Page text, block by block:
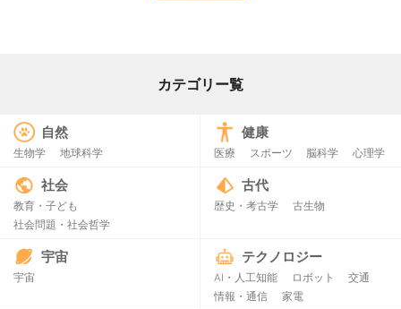
カテゴリー覧
自然
生物学 地球科学
健康
医療 スポーツ 脳科学 心理学
社会
教育・子ども
社会問題・社会哲学
古代
歴史・考古学 古生物
宇宙
宇宙
テクノロジー
AI・人工知能 ロボット
交通
情報・通信
家電